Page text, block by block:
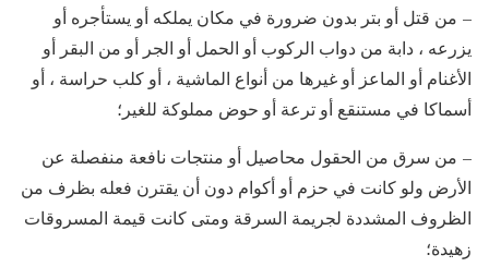
– من قتل أو بتر بدون ضرورة في مكان يملكه أو يستأجره أو
يزرعه ، دابة من دواب الركوب أو الحمل أو الجر أو من البقر أو
الأغنام أو الماعز أو غيرها من أنواع الماشية ، أو كلب حراسة ، أو
أسماكا في مستنقع أو ترعة أو حوض مملوكة للغير؛
– من سرق من الحقول محاصيل أو منتجات نافعة منفصلة عن
الأرض ولو كانت في حزم أو أكوام دون أن يقترن فعله بظرف من
الظروف المشددة لجريمة السرقة ومتى كانت قيمة المسروقات
زهيدة؛